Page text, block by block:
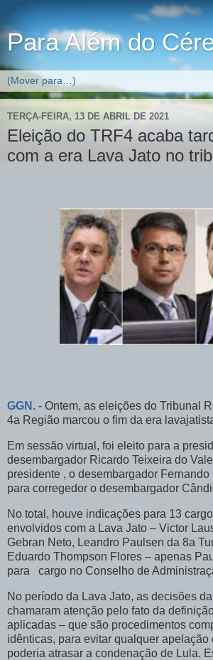
Para Além do
TERÇA-FEIRA, 13 DE ABRIL DE 2021
Eleição do TRF4 acaba
com a era Lava Jato no
GGN. - Ontem, as eleições do Tribunal
4a Região marcou o fim da era
Em sessão virtual, foi eleito para a
desembargador Ricardo Teixeira do
presidente , o desembargador
para corregedor o desembargador
No total, houve indicações para 13
envolvidos com a Lava Jato – Victor
Gebran Neto, Leandro Paulsen da 8a
Eduardo Thompson Flores – apenas
para cargo no Conselho de
No período da Lava Jato, as decisões
chamaram atenção pelo fato da
aplicadas – que são procedimentos
idênticas, para evitar qualquer apelação
poderia atrasar a condenação de Lula.